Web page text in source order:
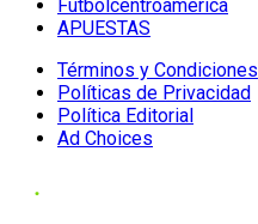
Futbolcentroamerica
APUESTAS
Términos y Condiciones
Políticas de Privacidad
Política Editorial
Ad Choices